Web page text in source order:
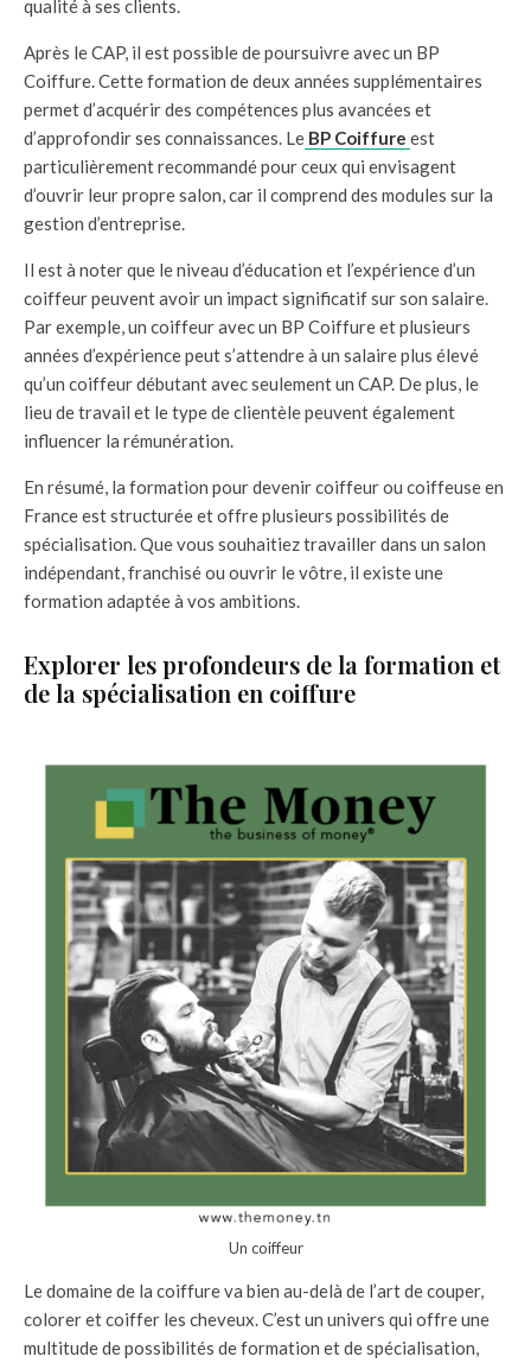
qualité à ses clients.
Après le CAP, il est possible de poursuivre avec un BP
Coiffure. Cette formation de deux années supplémentaires
permet d’acquérir des compétences plus avancées et
d’approfondir ses connaissances. Le BP Coiffure est
particulièrement recommandé pour ceux qui envisagent
d’ouvrir leur propre salon, car il comprend des modules sur la
gestion d’entreprise.
Il est à noter que le niveau d’éducation et l’expérience d’un
coiffeur peuvent avoir un impact significatif sur son salaire.
Par exemple, un coiffeur avec un BP Coiffure et plusieurs
années d’expérience peut s’attendre à un salaire plus élevé
qu’un coiffeur débutant avec seulement un CAP. De plus, le
lieu de travail et le type de clientèle peuvent également
influencer la rémunération.
En résumé, la formation pour devenir coiffeur ou coiffeuse en
France est structurée et offre plusieurs possibilités de
spécialisation. Que vous souhaitiez travailler dans un salon
indépendant, franchisé ou ouvrir le vôtre, il existe une
formation adaptée à vos ambitions.
Explorer les profondeurs de la formation et
de la spécialisation en coiffure
Un coiffeur
Le domaine de la coiffure va bien au-delà de l’art de couper,
colorer et coiffer les cheveux. C’est un univers qui offre une
multitude de possibilités de formation et de spécialisation,